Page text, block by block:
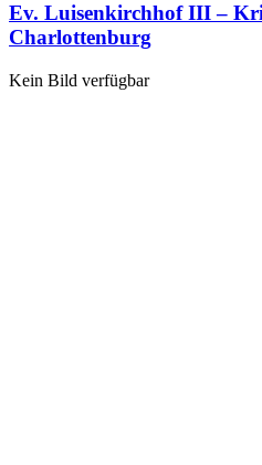
Ev. Luisenkirchhof III –
Charlottenburg
Kein Bild verfügbar